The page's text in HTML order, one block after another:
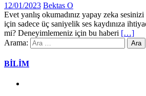
12/01/2023 Bektas O
Evet yanlış okumadınız yapay zeka
için sadece üç saniyelik ses kaydınıza
mi? Deneyimlemeniz için bu haberi […]
Arama:
BİLİM